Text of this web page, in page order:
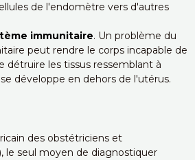
de l'endomètre vers d'autres
immunitaire. Un problème du
peut rendre le corps incapable de
détruire les tissus ressemblant à
développe en dehors de l'utérus.
des obstétriciens et
le seul moyen de diagnostiquer